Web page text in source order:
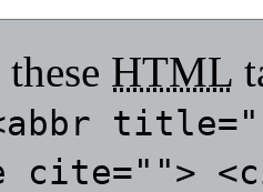
HTML
cite="">